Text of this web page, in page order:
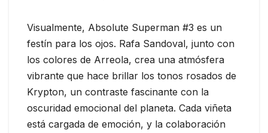
Visualmente, Absolute Superman #3 es un
festín para los ojos. Rafa Sandoval, junto con
los colores de Arreola, crea una atmósfera
vibrante que hace brillar los tonos rosados de
Krypton, un contraste fascinante con la
oscuridad emocional del planeta. Cada viñeta
está cargada de emoción, y la colaboración